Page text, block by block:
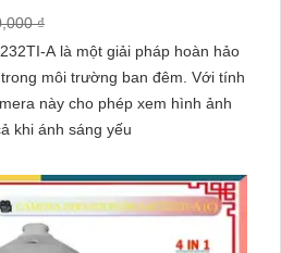
₫
A là một giải pháp hoàn hảo
môi trường ban đêm. Với tính
này cho phép xem hình ảnh
khi ánh sáng yếu